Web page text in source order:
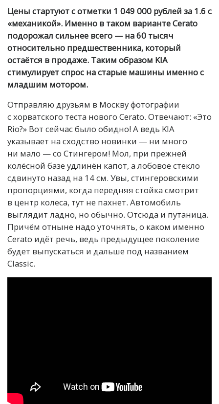
Цены стартуют с отметки 1 049 000 рублей за 1.6 с
«механикой». Именно в таком варианте Cerato
подорожал сильнее всего — на 60 тысяч
относительно предшественника, который
остаётся в продаже. Таким образом KIA
стимулирует спрос на старые машины именно с
младшим мотором.
Отправляю друзьям в Москву фотографии
с хорватского теста нового Cerato. Отвечают: «Это
Rio?» Вот сейчас было обидно! А ведь KIA
указывает на сходство новинки — ни много
ни мало — со Стингером! Мол, при прежней
колёсной базе удлинён капот, а лобовое стекло
сдвинуто назад на 14 см. Увы, стингеровскими
пропорциями, когда передняя стойка смотрит
в центр колеса, тут не пахнет. Автомобиль
выглядит ладно, но обычно. Отсюда и путаница.
Причём отныне надо уточнять, о каком именно
Cerato идёт речь, ведь предыдущее поколение
будет выпускаться и дальше под названием
Classic.